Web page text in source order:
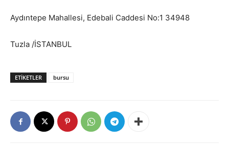
Aydıntepe Mahallesi, Edebali Caddesi No:1 34948
Tuzla /İSTANBUL
ETIKETLER bursu